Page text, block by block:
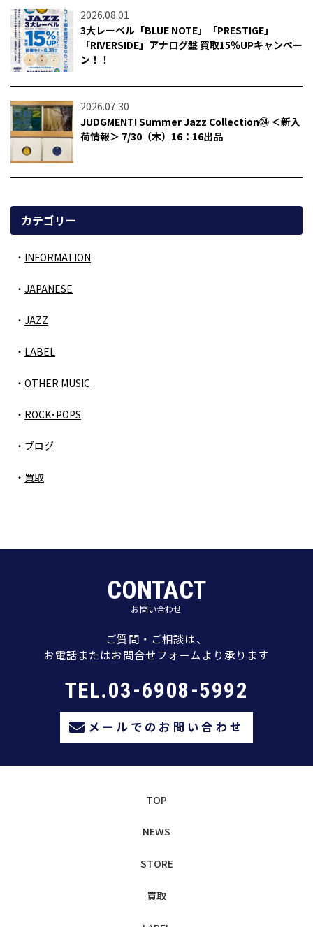
2026.08.01
3大レーベル「BLUE NOTE」「PRESTIGE」
「RIVERSIDE」アナログ盤 買取15％UPキャンペー
ン！！
2026.07.30
JUDGMENT! Summer Jazz Collection㉔ ＜新入
荷情報＞ 7/30（木）16：16出品
カテゴリー
INFORMATION
JAPANESE
JAZZ
LABEL
OTHER MUSIC
ROCK･POPS
ブログ
買取
CONTACT
お問い合わせ
ご質問・ご相談は、
お電話またはお問合せフォームより承ります
TEL.03-6908-5992
メールでのお問い合わせ
TOP
NEWS
STORE
買取